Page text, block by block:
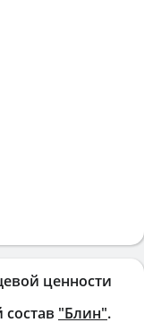
ценности
"Блин".